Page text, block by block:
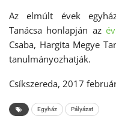
Az elmúlt évek
Tanácsa honlapján az
Csaba, Hargita Megye
tanulmányozhatják.
Csíkszereda, 2017
Egyház Pályázat